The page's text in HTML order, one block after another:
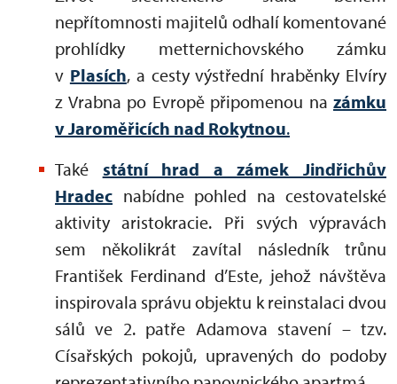
nepřítomnosti majitelů odhalí komentované
prohlídky metternichovského zámku
v Plasích, a cesty výstřední hraběnky Elvíry
z Vrabna po Evropě připomenou na zámku
v Jaroměřicích nad Rokytnou.
Také státní hrad a zámek Jindřichův
Hradec nabídne pohled na cestovatelské
aktivity aristokracie. Při svých výpravách
sem několikrát zavítal následník trůnu
František Ferdinand d’Este, jehož návštěva
inspirovala správu objektu k reinstalaci dvou
sálů ve 2. patře Adamova stavení – tzv.
Císařských pokojů, upravených do podoby